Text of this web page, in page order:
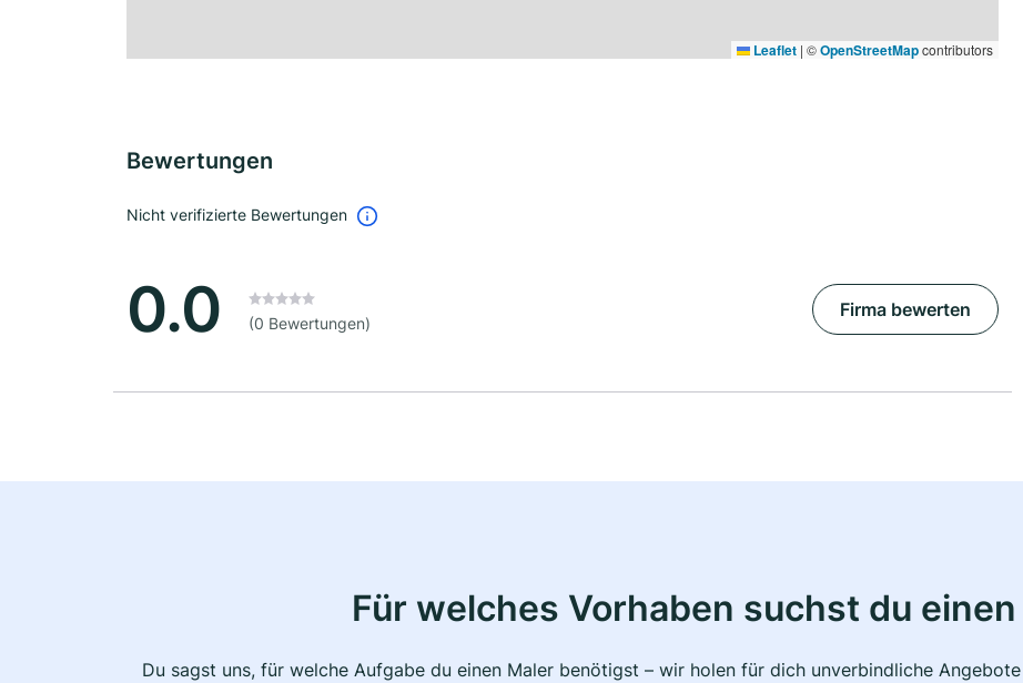
Leaflet | ©OpenStreetMapcontributors
Bewertungen
Nicht verifizierte Bewertungen
0.0 (0 Bewertungen)
Firma bewerten
Für welches Vorhaben suchst du
Du sagst uns, für welche Aufgabe du einen Maler benötigst – wir holen für dich unverbindliche